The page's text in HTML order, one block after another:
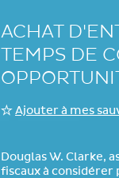
ACHAT
TEMPS DE
Ajouter à mes
Douglas W. Clarke,
fiscaux à considérer